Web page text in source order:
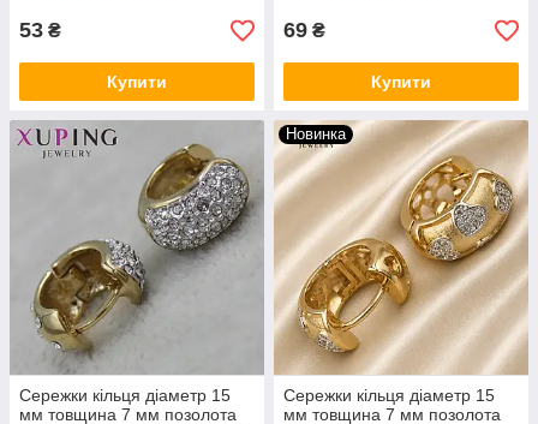
53 ₴
Купити
69 ₴
Купити
Сережки кільця діаметр 15
мм товщина 7 мм позолота
Новинка
Сережки кільця діаметр 15
мм товщина 7 мм позолота